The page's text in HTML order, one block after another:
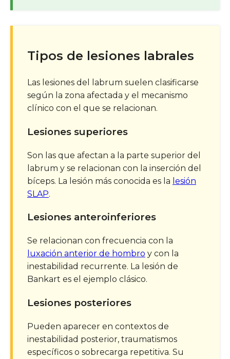
Tipos de lesiones labrales
Las lesiones del labrum suelen clasificarse
según la zona afectada y el mecanismo
clínico con el que se relacionan.
Lesiones superiores
Son las que afectan a la parte superior del
labrum y se relacionan con la inserción del
bíceps. La lesión más conocida es la lesión
SLAP.
Lesiones anteroinferiores
Se relacionan con frecuencia con la
luxación anterior de hombro y con la
inestabilidad recurrente. La lesión de
Bankart es el ejemplo clásico.
Lesiones posteriores
Pueden aparecer en contextos de
inestabilidad posterior, traumatismos
específicos o sobrecarga repetitiva. Su